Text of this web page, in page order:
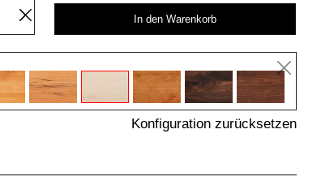
In den Warenkorb
Konfiguration zurücksetzen